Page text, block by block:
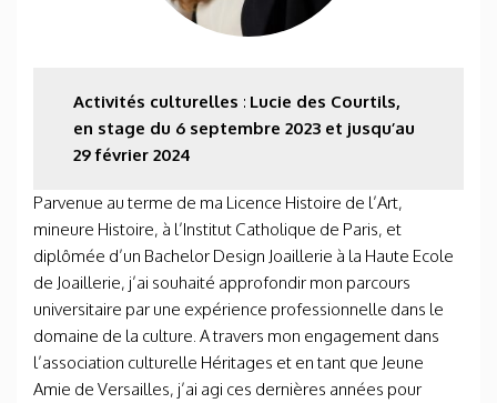
Activités culturelles : Lucie des Courtils,
en stage du 6 septembre 2023 et jusqu’au
29 février 2024
Parvenue au terme de ma Licence Histoire de l’Art,
mineure Histoire, à l’Institut Catholique de Paris, et
diplômée d’un Bachelor Design Joaillerie à la Haute Ecole
de Joaillerie, j’ai souhaité approfondir mon parcours
universitaire par une expérience professionnelle dans le
domaine de la culture. A travers mon engagement dans
l’association culturelle Héritages et en tant que Jeune
Amie de Versailles, j’ai agi ces dernières années pour